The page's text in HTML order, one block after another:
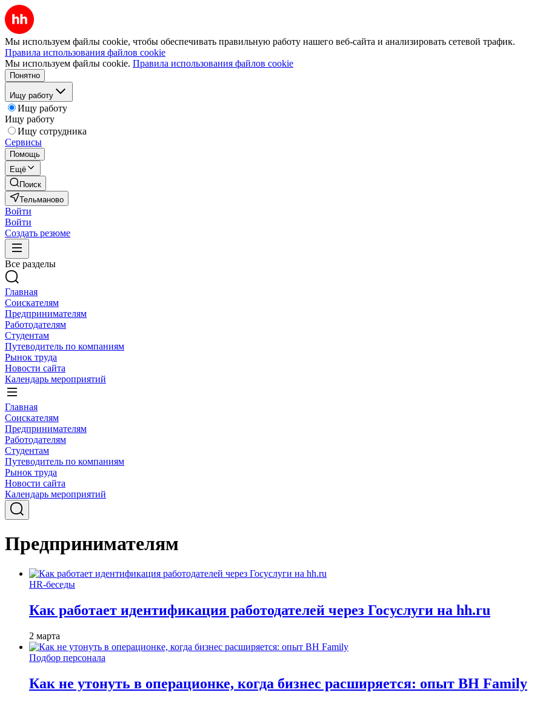
Мы используем файлы cookie, чтобы обеспечивать правильную работу нашего веб-сайта и анализировать сетевой трафик.
Правила использования файлов cookie
Мы используем файлы cookie. Правила использования файлов cookie
Понятно
Ищу работу
Ищу работу
Ищу работу
Ищу сотрудника
Сервисы
Помощь
Ещё
Поиск
Тельманово
Войти
Войти
Создать резюме
Все разделы
Главная
Соискателям
Предпринимателям
Работодателям
Студентам
Путеводитель по компаниям
Рынок труда
Новости сайта
Календарь мероприятий
Главная
Соискателям
Предпринимателям
Работодателям
Студентам
Путеводитель по компаниям
Рынок труда
Новости сайта
Календарь мероприятий
Предпринимателям
HR-беседы
Как работает идентификация работодателей через Госуслуги на hh.ru
2 марта
Подбор персонала
Как не утонуть в операционке, когда бизнес расширяется: опыт BH Family